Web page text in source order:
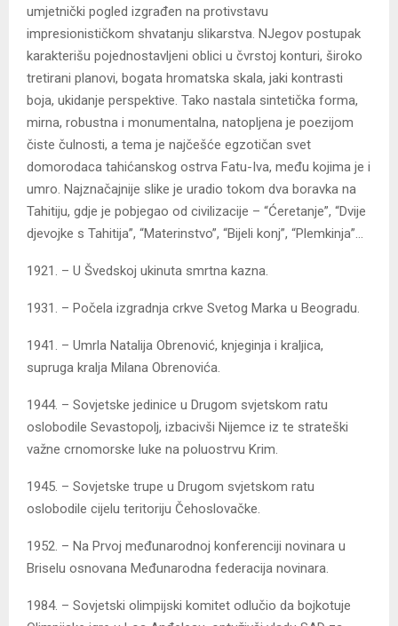
umjetnički pogled izgrađen na protivstavu
impresionističkom shvatanju slikarstva. NJegov postupak
karakterišu pojednostavljeni oblici u čvrstoj konturi, široko
tretirani planovi, bogata hromatska skala, jaki kontrasti
boja, ukidanje perspektive. Tako nastala sintetička forma,
mirna, robustna i monumentalna, natopljena je poezijom
čiste čulnosti, a tema je najčešće egzotičan svet
domorodaca tahićanskog ostrva Fatu-Iva, među kojima je i
umro. Najznačajnije slike je uradio tokom dva boravka na
Tahitiju, gdje je pobjegao od civilizacije – “Ćeretanje”, “Dvije
djevojke s Tahitija”, “Materinstvo”, “Bijeli konj”, “Plemkinja”…
1921. – U Švedskoj ukinuta smrtna kazna.
1931. – Počela izgradnja crkve Svetog Marka u Beogradu.
1941. – Umrla Natalija Obrenović, knjeginja i kraljica,
supruga kralja Milana Obrenovića.
1944. – Sovjetske jedinice u Drugom svjetskom ratu
oslobodile Sevastopolj, izbacivši Nijemce iz te strateški
važne crnomorske luke na poluostrvu Krim.
1945. – Sovjetske trupe u Drugom svjetskom ratu
oslobodile cijelu teritoriju Čehoslovačke.
1952. – Na Prvoj međunarodnoj konferenciji novinara u
Briselu osnovana Međunarodna federacija novinara.
1984. – Sovjetski olimpijski komitet odlučio da bojkotuje